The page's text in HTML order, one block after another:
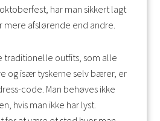
har man sikkert lagt
afslørende end andre.
traditionelle outfits, som alle
og især tyskerne selv bærer, er
code. Man behøves ikke
hvis man ikke har lyst.